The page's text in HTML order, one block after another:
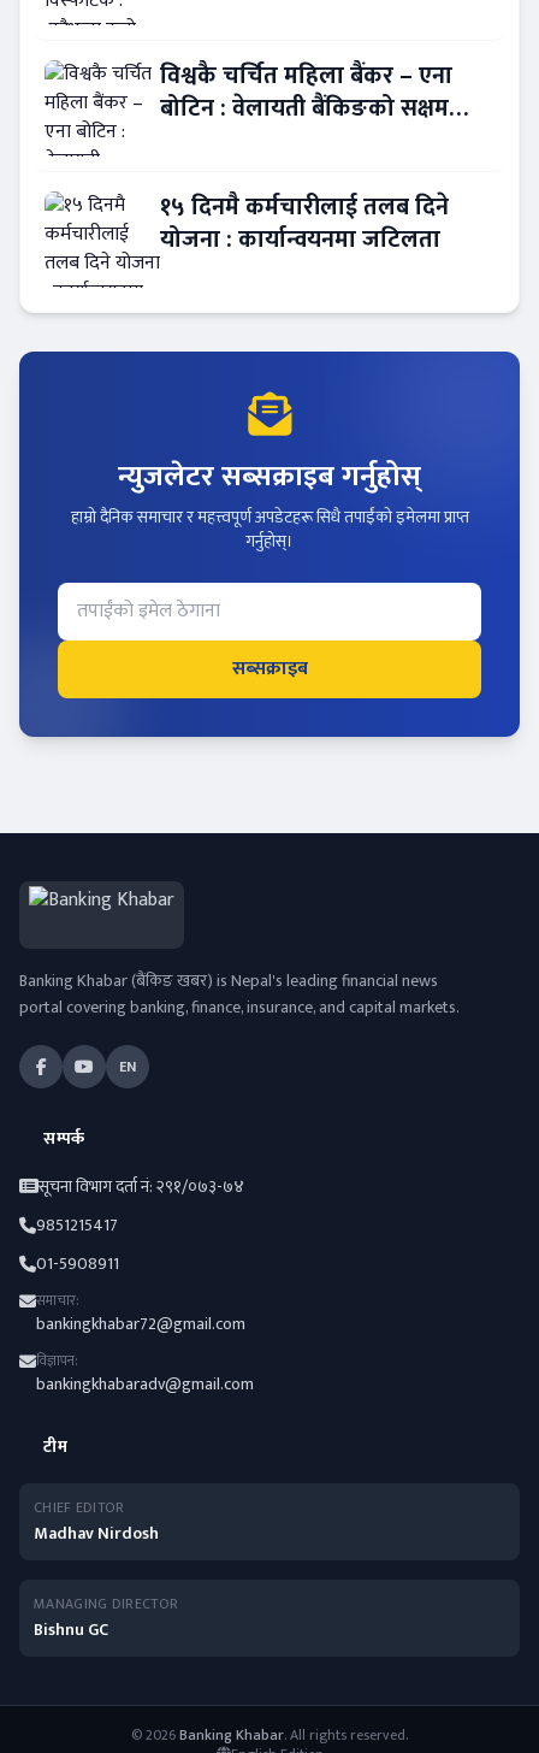
विश्वकै चर्चित महिला बैंकर – एना
बोटिन : वेलायती बैंकिङको सक्षम
१५ दिनमै कर्मचारीलाई तलब दिने
योजना : कार्यान्वयनमा जटिलता
न्युजलेटर सब्सक्राइब गर्नुहोस्
हाम्रो दैनिक समाचार र महत्त्वपूर्ण अपडेटहरू सिधै तपाईंको इमेलमा प्राप्त
गर्नुहोस्।
सब्सक्राइब
Banking Khabar (बैंकिङ खबर) is Nepal's leading financial news
portal covering banking, finance, insurance, and capital markets.
EN
सम्पर्क
सूचना विभाग दर्ता नं: २९१/०७३-७४
9851215417
01-5908911
समाचार:
bankingkhabar72@gmail.com
विज्ञापन:
bankingkhabaradv@gmail.com
टीम
CHIEF EDITOR
Madhav Nirdosh
MANAGING DIRECTOR
Bishnu GC
© 2026Banking Khabar. All rights reserved.